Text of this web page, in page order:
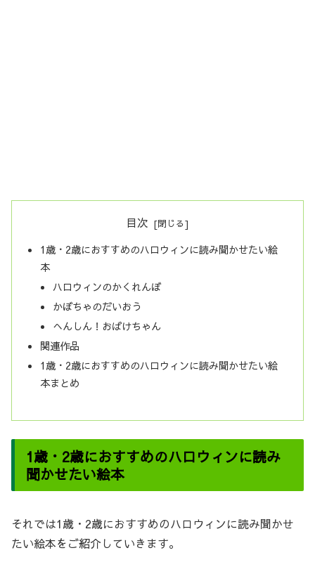
目次
1歳・2歳におすすめのハロウィンに読み聞かせたい絵
本
ハロウィンのかくれんぼ
かぼちゃのだいおう
へんしん！おばけちゃん
関連作品
1歳・2歳におすすめのハロウィンに読み聞かせたい絵
本まとめ
1歳・2歳におすすめのハロウィンに読み
聞かせたい絵本
それでは1歳・2歳におすすめのハロウィンに読み聞かせ
たい絵本をご紹介していきます。